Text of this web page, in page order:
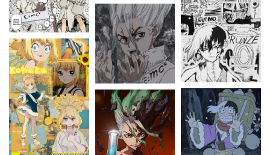
NEON GENESIS EVANGELION
ONE PIECE
POKÉMON
RANKING OF KINGS
RICK ET MORTY